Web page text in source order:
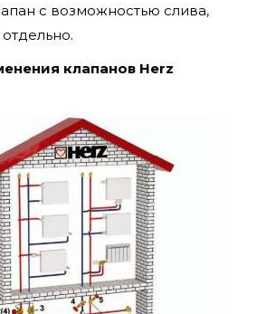
с возможностью слива,
клапанов Herz